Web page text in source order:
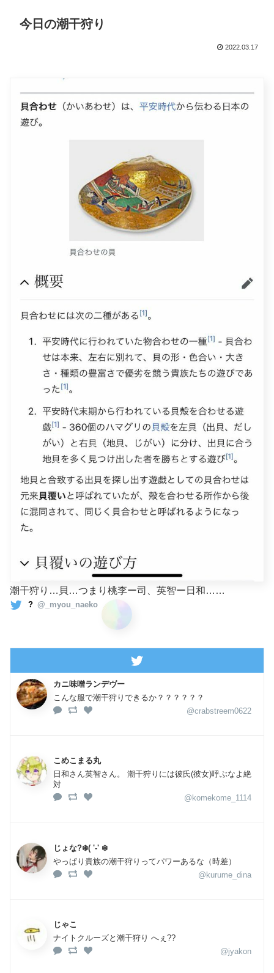
今日の潮干狩り
2022.03.17
潮干狩り…貝…つまり桃李ー司、英智ー日和……
? @_myou_naeko
カニ味噌ランデヴー
こんな服で潮干狩りできるか？？？？？？
@crabstreem0622
こめこまる丸
日和さん英智さん。 潮干狩りには彼氏(彼女)呼ぶなよ絶
対
@komekome_1114
じょな?❄️️( '-' ❄️️
やっぱり貴族の潮干狩りってパワーあるな（時差）
@kurume_dina
じゃこ
ナイトクルーズと潮干狩り へぇ??
@jyakon